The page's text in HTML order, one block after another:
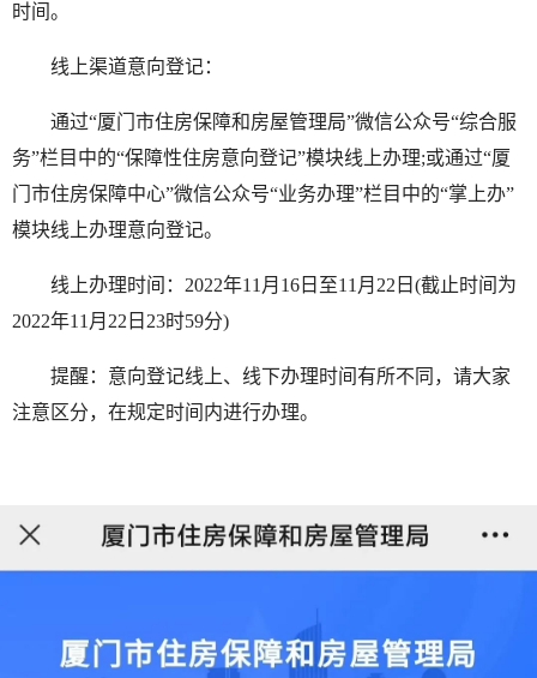
时间。
线上渠道意向登记：
通过“厦门市住房保障和房屋管理局”微信公众号“综合服
务”栏目中的“保障性住房意向登记”模块线上办理;或通过“厦
门市住房保障中心”微信公众号“业务办理”栏目中的“掌上办”
模块线上办理意向登记。
线上办理时间：2022年11月16日至11月22日(截止时间为
2022年11月22日23时59分)
提醒：意向登记线上、线下办理时间有所不同，请大家
注意区分，在规定时间内进行办理。